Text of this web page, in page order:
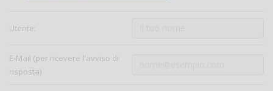
Utente:
E-Mail (per ricevere l'avviso di
risposta)